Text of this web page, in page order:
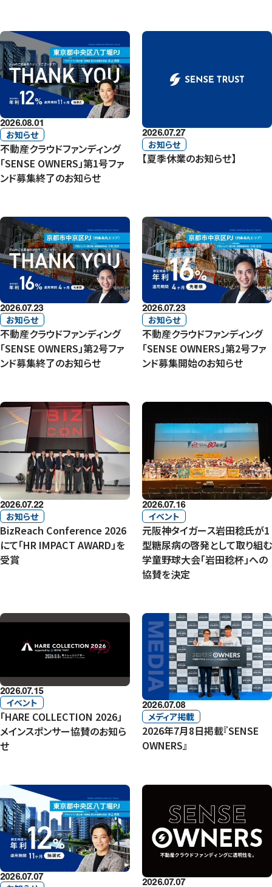
2026.08.01
お知らせ
不動産クラウドファンディング
「SENSE OWNERS」第1号ファ
ンド募集終了のお知らせ
2026.07.27
お知らせ
【夏季休業のお知らせ】
2026.07.23
お知らせ
不動産クラウドファンディング
「SENSE OWNERS」第2号ファ
ンド募集終了のお知らせ
2026.07.23
お知らせ
不動産クラウドファンディング
「SENSE OWNERS」第2号ファ
ンド募集開始のお知らせ
2026.07.22
お知らせ
BizReach Conference 2026
にて「HR IMPACT AWARD」を
受賞
2026.07.16
イベント
元阪神タイガース岩田稔氏が1
型糖尿病の啓発として取り組む
学童野球大会「岩田稔杯」への
協賛を決定
2026.07.15
イベント
「HARE COLLECTION 2026」
メインスポンサー協賛のお知ら
せ
2026.07.08
メディア掲載
2026年7月8日掲載『SENSE
OWNERS』
2026.07.07 2026.07.07